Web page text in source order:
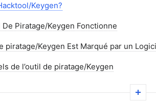
Keygen?
De Piratage/Keygen Fonctionne
piratage/Keygen Est Marqué par un
de l’outil de piratage/Keygen